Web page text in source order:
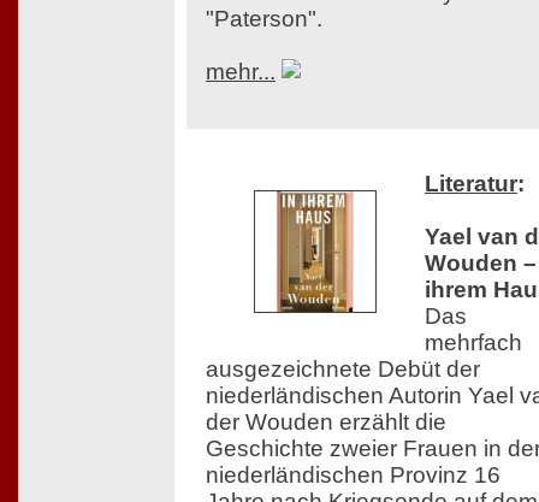
"Paterson".
mehr...
Literatur:
Yael van
Wouden
ihrem
Das
mehrfach
ausgezeichnete Debüt der
niederländischen Autorin Yael
der Wouden erzählt die
Geschichte zweier Frauen in
niederländischen Provinz 16